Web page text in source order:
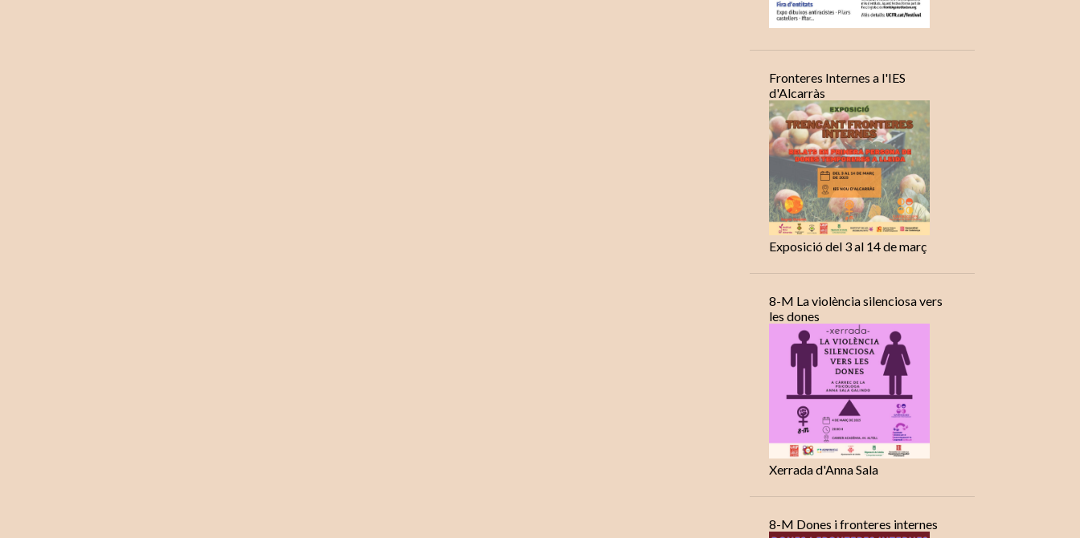
Fronteres Internes a l'IES
d'Alcarràs
Exposició del 3 al 14 de març
8-M La violència silenciosa vers
les dones
Xerrada d'Anna Sala
8-M Dones i fronteres internes